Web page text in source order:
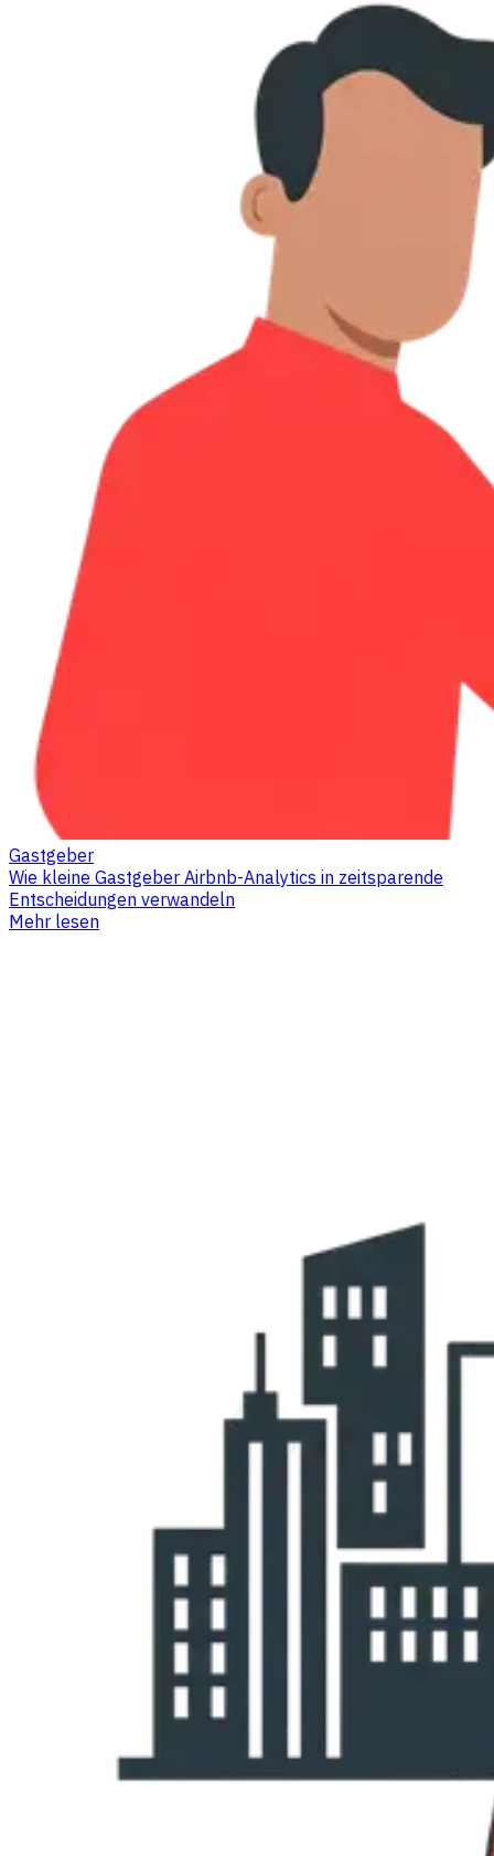
Gastgeber
Wie kleine Gastgeber Airbnb-Analytics in zeitsparende
Entscheidungen verwandeln
Mehr lesen